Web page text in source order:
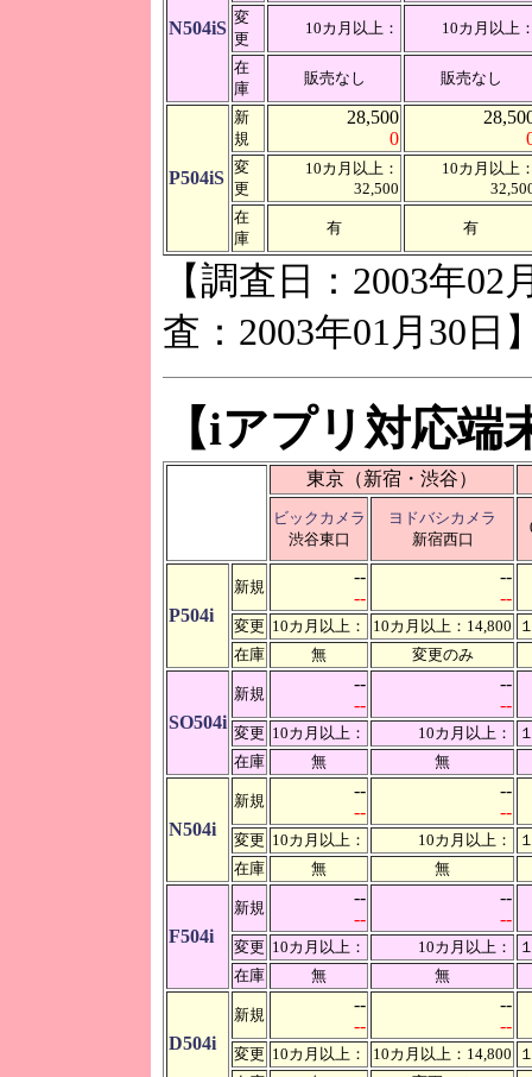
N504iS
変
更
10カ月以上： 10カ月以上
在
庫
販売なし 販売なし
P504iS
新
規
28,500
0
変
更
10カ月以上：
32,500
10カ月以上
在
庫
有 有
【調査日：2003年02
査：2003年01月30日
【iアプリ対応端
東京（新宿・渋谷）
ビックカメラ
渋谷東口
ヨドバシカメラ
新宿西口
P504i
新規
--
--
--
--
変更 10カ月以上： 10カ月以上：14,800
在庫
無 変更のみ
SO504i
新規
--
--
--
--
変更 10カ月以上： 10カ月以上：
在庫
無 無
N504i
新規
--
--
--
--
変更 10カ月以上： 10カ月以上：
在庫
無 無
F504i
新規
--
--
--
--
変更 10カ月以上： 10カ月以上：
在庫
無 無
D504i
新規
--
--
--
--
変更 10カ月以上： 10カ月以上：14,800